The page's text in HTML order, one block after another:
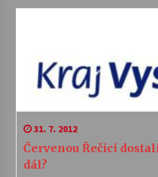
31. 7. 2012
Červenou Řečici
dál?